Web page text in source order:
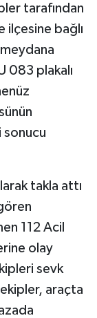
tarafından
ilçesine bağlı
meydana
083 plakalı
sonucu
takla attı
112 Acil
olay
sevk
araçta